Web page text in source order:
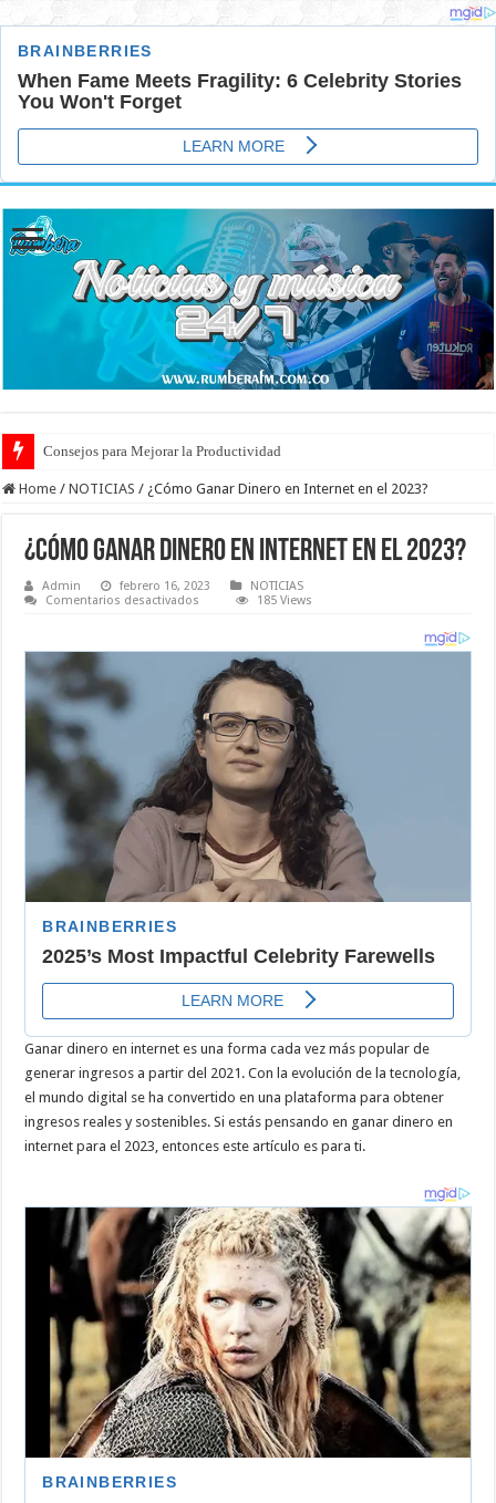
Consejos para Mejorar la Productividad
Cuidado de Escaras en la Piel: Prevención y Tratamiento Eficaz
Home / NOTICIAS / ¿Cómo Ganar Dinero en Internet en el 2023?
¿Cómo Ganar Dinero en Internet en el 2023?
Admin febrero 16, 2023
NOTICIAS
Comentarios desactivados
Internet
en
el
2023?
185 Views
Ganar dinero en internet es una forma cada vez más popular de
generar ingresos a partir del 2021. Con la evolución de la tecnología,
el mundo digital se ha convertido en una plataforma para obtener
ingresos reales y sostenibles. Si estás pensando en ganar dinero en
internet para el 2023, entonces este artículo es para ti.